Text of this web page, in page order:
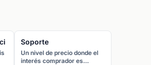
Soporte
Un nivel de precio donde el
interés comprador es